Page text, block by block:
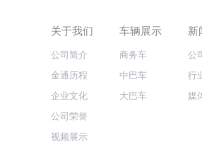
关于我们
公司简介
金通历程
企业文化
公司荣誉
视频展示
车辆展示
商务车
中巴车
大巴车
新
公
行
媒